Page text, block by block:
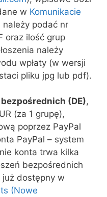
w Komunikacie
należy podać nr
oraz ilość grup
należy
wpłaty (w wersji
pliku jpg lub pdf).
(DE),
(za 1 grupę),
poprzez PayPal
PayPal – system
konta trwa kilka
bezpośrednich
już dostępny w
(Nowe